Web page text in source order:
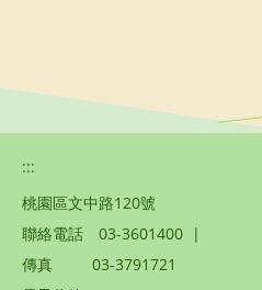
:::
桃園區文中路120號
聯絡電話
03-3601400 |
傳真
03-3791721